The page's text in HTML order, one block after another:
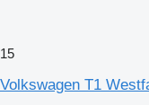
15
Volkswagen T1